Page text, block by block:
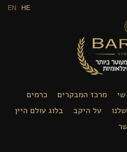
EN HE
שי מרכז המבקרים
כרמים
על היקב
בלוג עולם היין